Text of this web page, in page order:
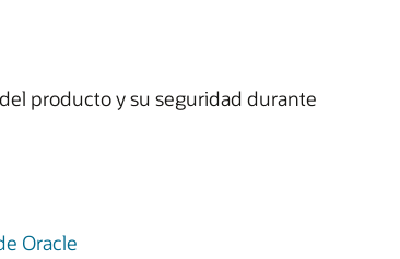
producto y su seguridad durante
Oracle